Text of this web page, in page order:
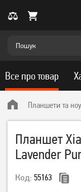
Планшети та
Планшет
Lavender
Код: 55163
Все про товар